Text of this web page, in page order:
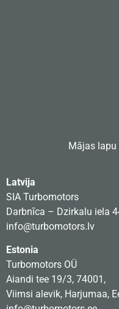
Mājas lapu
Latvija
SIA Turbomotors
Darbnīca – Dzirkalu iela
info@turbomotors.lv
Estonia
Turbomotors OÜ
Aiandi tee 19/3, 74001,
Viimsi alevik, Harjumaa,